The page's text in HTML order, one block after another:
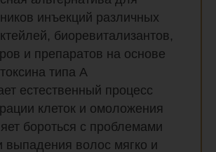
инъекций различных
биоревитализантов,
и препаратов на основе
типа А
естественный процесс
клеток и омоложения
бороться с проблемами
выпадения волос мягко и